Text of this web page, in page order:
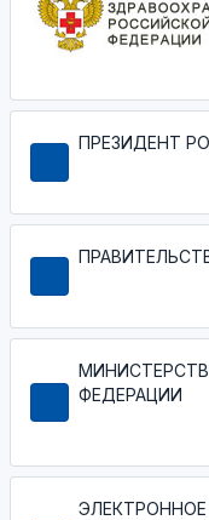
ПРЕЗИДЕНТ
ФЕДЕРАЦИИ